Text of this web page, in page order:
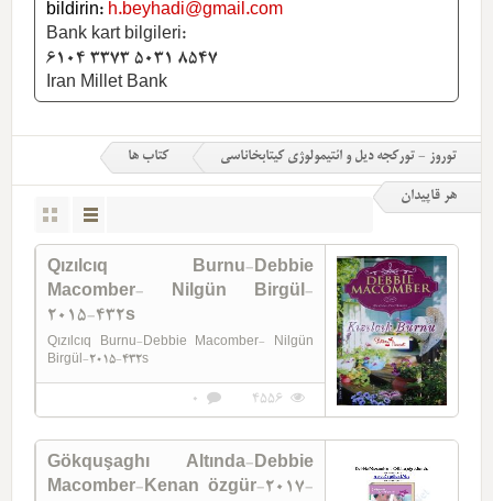
bildirin: h.beyhadi@gmail.com
Bank kart bilgileri:
6104 3373 5031 8547
Iran Millet Bank
توروز - تورکجه دیل و ائتیمولوژی کیتابخاناسی کتاب ها
هر قاپیدان
Qızılcıq Burnu-Debbie
Macomber- Nilgün Birgül-
2015-432s
Qızılcıq Burnu-Debbie Macomber- Nilgün
Birgül-2015-432s
4556
0
Gökquşaghı Altında-Debbie
Macomber-Kenan özgür-2017-